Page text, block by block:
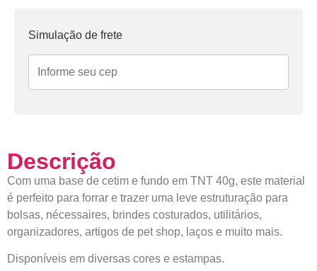
Simulação de frete
Descrição
Com uma base de cetim e fundo em TNT 40g, este material
é perfeito para forrar e trazer uma leve estruturação para
bolsas, nécessaires, brindes costurados, utilitários,
organizadores, artigos de pet shop, laços e muito mais.
Disponíveis em diversas cores e estampas.